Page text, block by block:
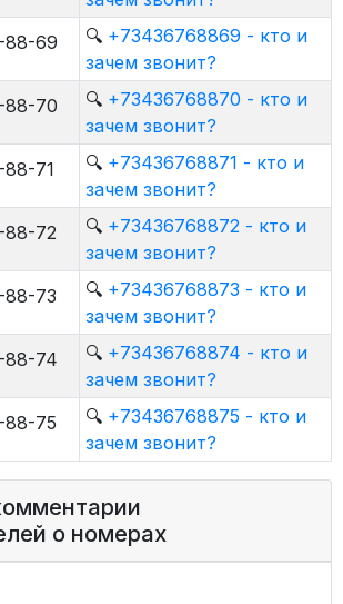
88-69
🔍 +73436768869 - кто и
зачем звонит?
88-70
🔍 +73436768870 - кто и
зачем звонит?
71
🔍 +73436768871 - кто и
зачем звонит?
88-72
🔍 +73436768872 - кто и
зачем звонит?
88-73
🔍 +73436768873 - кто и
зачем звонит?
88-74
🔍 +73436768874 - кто и
зачем звонит?
88-75
🔍 +73436768875 - кто и
зачем звонит?
о номерах